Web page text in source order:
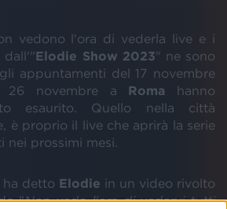
vedono l'ora di vederla live e i
dall'"Elodie Show 2023" ne sono
appuntamenti del 17 novembre
novembre a Roma hanno
esaurito. Quello nella città
è proprio il live che aprirà la serie
nei prossimi mesi.
ha detto Elodie in un video rivolto
"Non vedo l'ora di vedervi tutti